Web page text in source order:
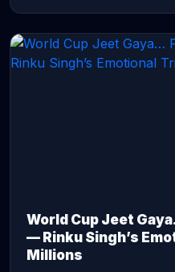
World Cup Jeet
— Rinku Singh’s
Millions